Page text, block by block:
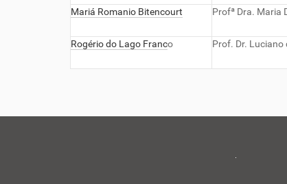
Mariá Romanio Bitencourt Profª Dra. Maria
Rogério do Lago Franco Prof. Dr. Luciano